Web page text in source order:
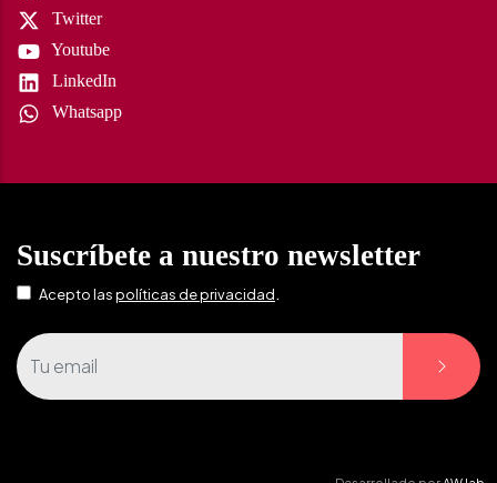
Twitter
Youtube
LinkedIn
Whatsapp
Suscríbete a nuestro newsletter
Acepto laspolíticas de privacidad.